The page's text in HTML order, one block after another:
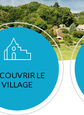
LE
VILLAGE